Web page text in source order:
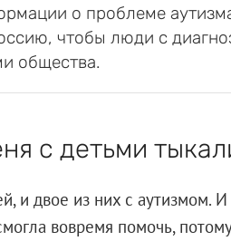
о проблеме
чтобы люди с
общества.
с детьми
и двое из них с аутизмом.
вовремя помочь,